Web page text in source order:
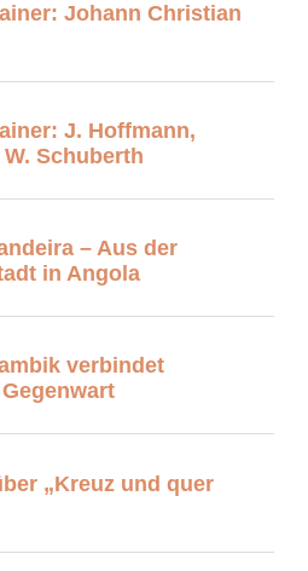
Johann Christian
J. Hoffmann,
Schuberth
– Aus der
in Angola
verbindet
„Kreuz und quer